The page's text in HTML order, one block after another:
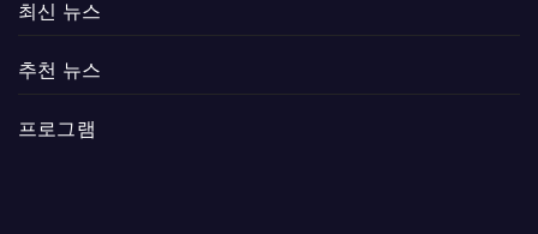
최신 뉴스
추천 뉴스
프로그램